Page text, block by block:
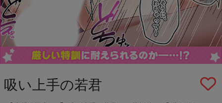
吸い上手の若君